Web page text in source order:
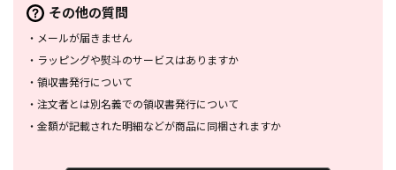
その他の質問
・ メールが届きません
・ ラッピングや熨斗のサービスはありますか
・ 領収書発行について
・ 注文者とは別名義での領収書発行について
・ 金額が記載された明細などが商品に同梱されますか